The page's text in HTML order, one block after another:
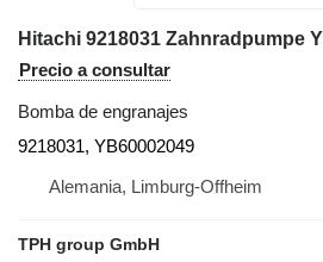
Precio a consultar
Bomba de engranajes
9218031, YB60002049
Alemania, Limburg-Offheim
TPH group GmbH